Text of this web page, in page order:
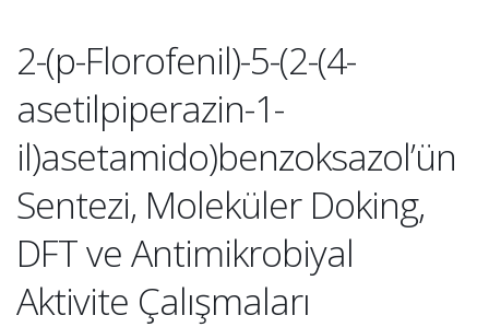
2-(p-Florofenil)-5-(2-(4-
asetilpiperazin-1-
il)asetamido)benzoksazol’ün
Sentezi, Moleküler Doking,
DFT ve Antimikrobiyal
Aktivite Çalışmaları